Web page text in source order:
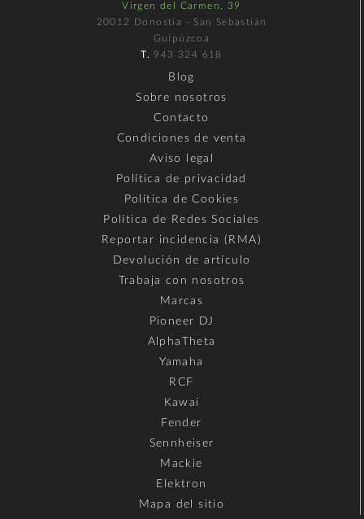
Virgen del Carmen, 39
20012 Donostia - San Sebastián
Guipúzcoa
T. 943 324 618
Blog
Sobre nosotros
Contacto
Condiciones de venta
Aviso legal
Política de privacidad
Política de Cookies
Política de Redes Sociales
Reportar incidencia (RMA)
Devolución de artículo
Trabaja con nosotros
Marcas
Pioneer DJ
AlphaTheta
Yamaha
RCF
Kawai
Fender
Sennheiser
Mackie
Elektron
Mapa del sitio